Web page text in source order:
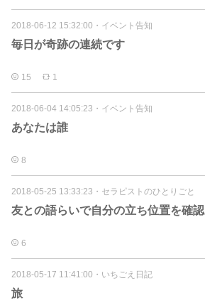
2018-06-12 15:32:00 ・ イベント告知
毎日が奇跡の連続です
15 1
2018-06-04 14:05:23 ・ イベント告知
あなたは誰
8
2018-05-25 13:33:23 ・ セラピストのひとりごと
友との語らいで自分の立ち位置を確認
6
2018-05-17 11:41:00 ・ いちごえ日記
旅